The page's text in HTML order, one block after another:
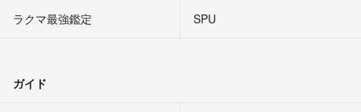
ラクマ最強鑑定
SPU
ガイド